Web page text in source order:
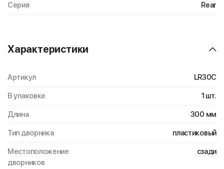
Серия Rear
Характеристики
Артикул LR30C
В упаковке 1 шт.
Длина 300 мм
Тип дворника пластиковый
Местоположение
дворников
сзади